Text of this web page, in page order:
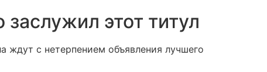
этот титул
с нетерпением объявления лучшего